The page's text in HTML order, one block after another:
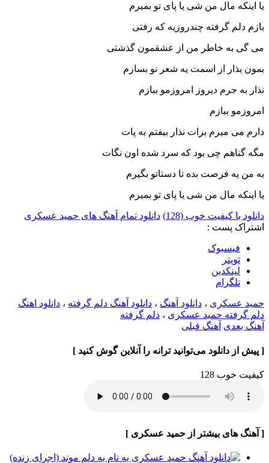
یا اینکه مال من شی یا پای تو بمیرم
بازم دلم گرفته چندروزیه که رفتی
می گی به خاطر من از عشقمون گذشتی
بمون بذار از اسمت یه شعر نو بسازم
نذار به جرم دیروز امروزمو ببازم
امروزمو ببازم
دارم می میرم برات نذار بیفتم به پات
مگه گناهم چی بود که سرد شده اون نگات
به من یه فرصت بده تا دستاتو بگیرم
یا اینکه مال من شی یا پای تو بمیرم
دانلود با کیفیت خوب (128)
دانلود تمام آهنگ های حمید عسکری
اشتراک پست :
فيسبوک
تويتر
لینکدین
تلگرام
حمید عسکری ، دانلود آهنگ ، دانلود آهنگ دلم گرفته ، دانلود اهنگ
دلم گرفته حمید عسکری ، دلم گرفته
آهنگ بعدی آهنگ قبلی
[ پیش از دانلود می‌توانید ترانه را آنلاین گوش کنید ]
کیفیت خوب 128
[ آهنگ های بیشتر از حمید عسکری ]